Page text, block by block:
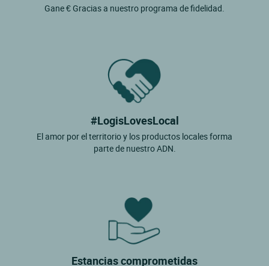
Gane € Gracias a nuestro programa de fidelidad.
#LogisLovesLocal
El amor por el territorio y los productos locales forma
parte de nuestro ADN.
Estancias comprometidas